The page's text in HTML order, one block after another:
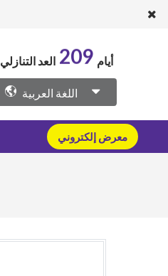
العد التنازلي 209 أيام
اللغة العربية
معرض إلكتروني